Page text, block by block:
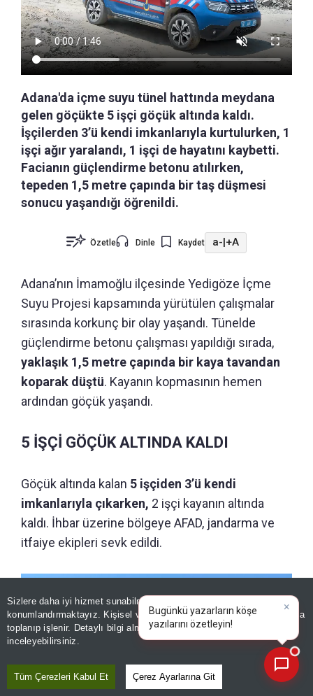
Sizlere daha iyi hizmet sunabilmek adına sitemizde
konumlandırmaktayız. Kişisel verileriniz, KVKK ve GDPR kapsamında
toplanıp işlenir. Detaylı bilgi almak içinAydınlatma Metnimizi
inceleyebilirsiniz.
Tüm Çerezleri Kabul Et Çerez Ayarlarına Git
Adana'da içme suyu tünel hattında meydana
gelen göçükte 5 işçi göçük altında kaldı.
İşçilerden 3’ü kendi imkanlarıyla kurtulurken, 1
işçi ağır yaralandı, 1 işçi de hayatını kaybetti.
Facianın güçlendirme betonu atılırken,
tepeden 1,5 metre çapında bir taş düşmesi
sonucu yaşandığı öğrenildi.
Özetle Dinle Kaydet a- +A
Adana’nın İmamoğlu ilçesinde Yedigöze İçme
Suyu Projesi kapsamında yürütülen çalışmalar
sırasında korkunç bir olay yaşandı. Tünelde
güçlendirme betonu çalışması yapıldığı sırada,
yaklaşık 1,5 metre çapında bir kaya tavandan
koparak düştü. Kayanın kopmasının hemen
ardından göçük yaşandı.
5 İŞÇİ GÖÇÜK ALTINDA KALDI
Göçük altında kalan 5 işçiden 3’ü kendi
imkanlarıyla çıkarken, 2 işçi kayanın altında
kaldı. İhbar üzerine bölgeye AFAD, jandarma ve
itfaiye ekipleri sevk edildi.
×
Bugünkü yazarların köşe
yazıla|